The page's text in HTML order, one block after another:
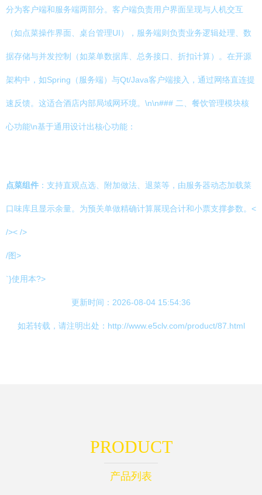
分为客户端和服务端两部分。客户端负责用户界面呈现与人机交互
（如点菜操作界面、桌台管理UI），服务端则负责业务逻辑处理、数
据存储与并发控制（如菜单数据库、总务接口、折扣计算）。在开源
架构中，如Spring（服务端）与Qt/Java客户端接入，通过网络直连提
速反馈。这适合酒店内部局域网环境。\n\n### 二、餐饮管理模块核
心功能\n基于通用设计出核心功能：
点菜组件 ：支持直观点选、附加做法、退菜等，由服务器动态加载菜
口味库且显示余量。为预关单做精确计算展现合计和小票支撑参数。<
/>< />
/图>
`}使用本?>
更新时间：2026-08-04 15:54:36
如若转载，请注明出处：http://www.e5clv.com/product/87.html
PRODUCT
产品列表